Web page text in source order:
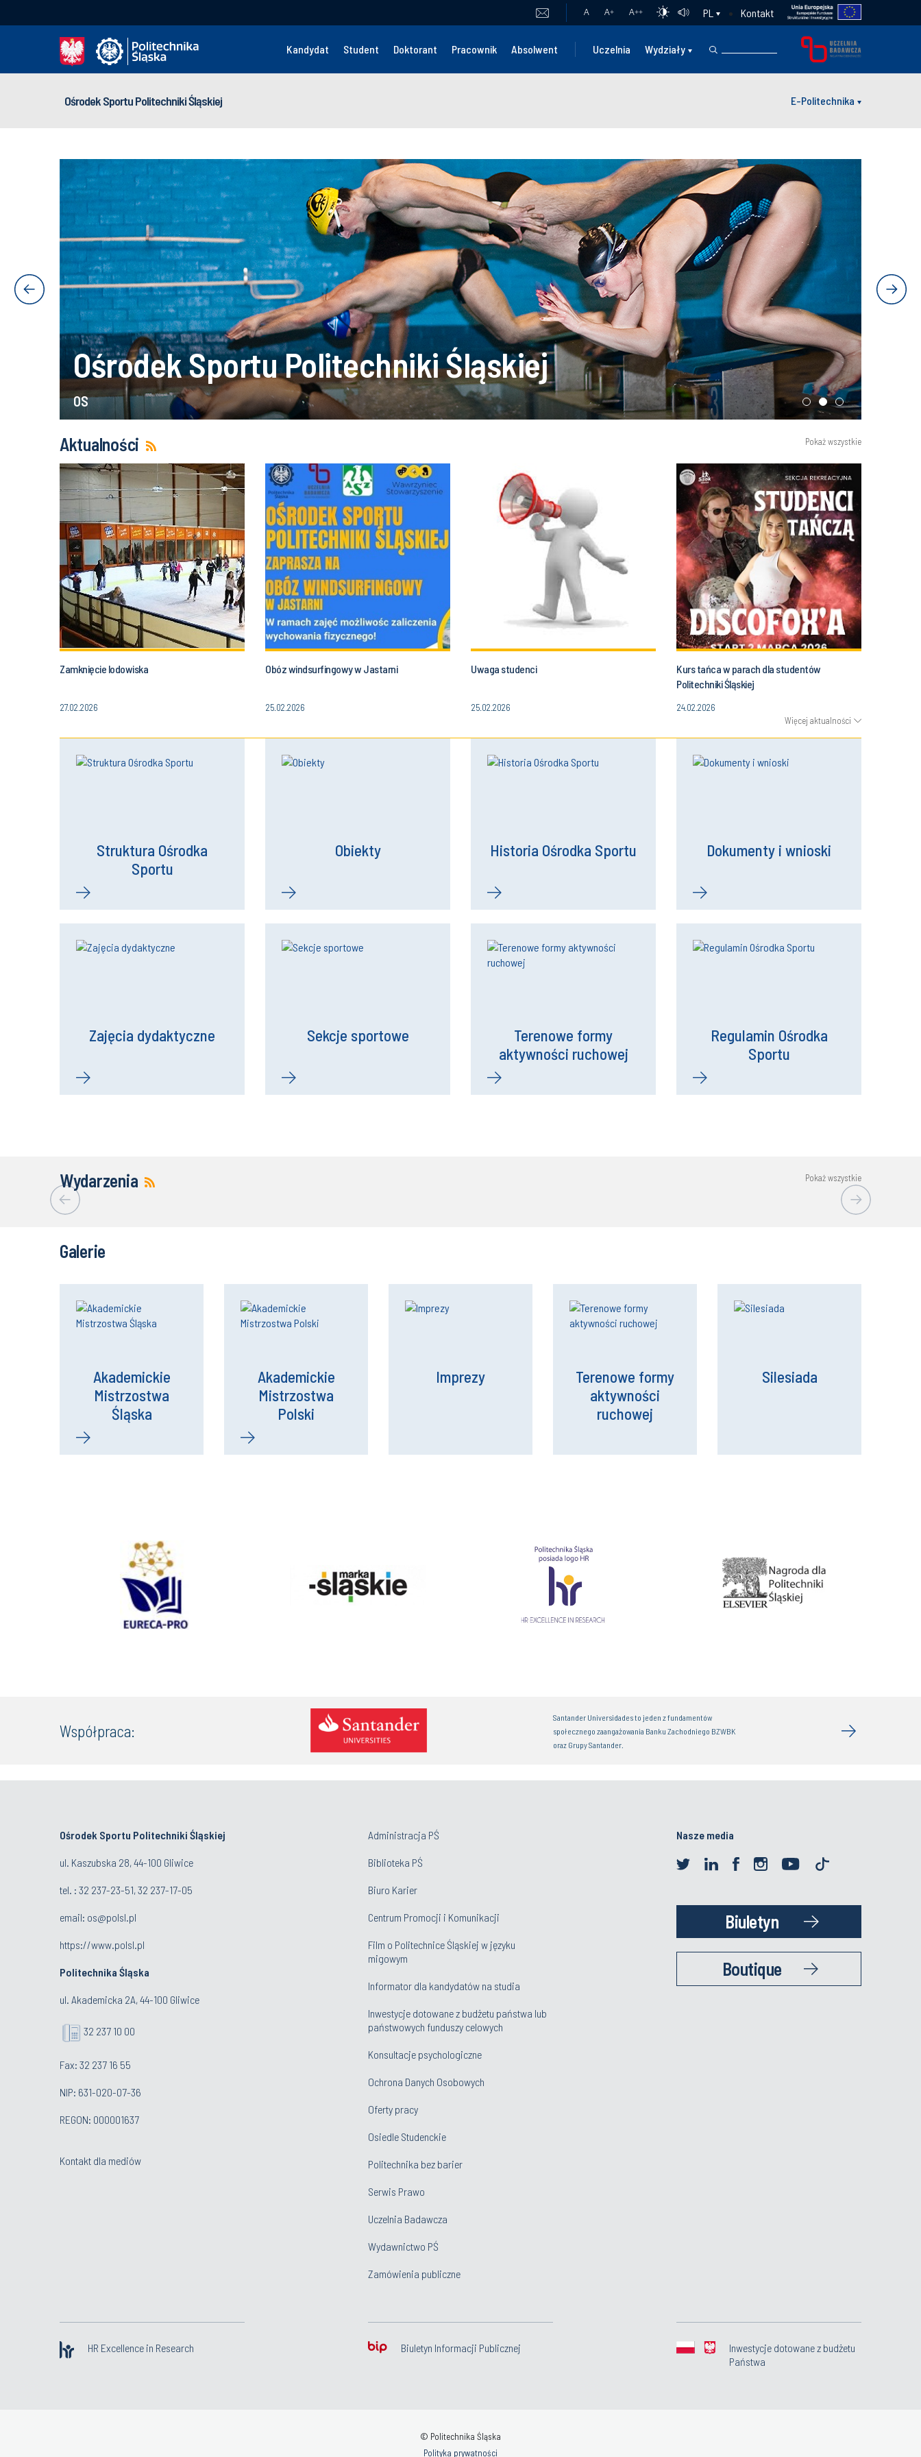
A A+ A++ PL Kontakt
Kandydat Student Doktorant Pracownik Absolwent Uczelnia Wydziały
Ośrodek Sportu Politechniki Śląskiej E-Politechnika
Ośrodek Sportu Politechniki Śląskiej
OS
Aktualności Pokaż wszystkie
Zamknięcie lodowiska
27.02.2026
Obóz windsurfingowy w Jastarni
25.02.2026
Uwaga studenci
25.02.2026
Kurs tańca w parach dla studentów
Politechniki Śląskiej
24.02.2026
Więcej aktualności
Struktura Ośrodka
Sportu
Obiekty Historia Ośrodka Sportu Dokumenty i wnioski
Zajęcia dydaktyczne Sekcje sportowe
Terenowe formy
aktywności ruchowej
Regulamin Ośrodka
Sportu
Wydarzenia Pokaż wszystkie
Galerie
Akademickie
Mistrzostwa
Śląska
Akademickie
Mistrzostwa
Polski
Imprezy
Terenowe formy
aktywności
ruchowej
Silesiada
Współpraca:
Santander Universidades to jeden z fundamentów
społecznego zaangażowania Banku Zachodniego BZWBK
oraz Grupy Santander.
Ośrodek Sportu Politechniki Śląskiej
ul. Kaszubska 28, 44-100 Gliwice
tel. : 32 237-23-51, 32 237-17-05
email: os@polsl.pl
https://www.polsl.pl
Politechnika Śląska
ul. Akademicka 2A, 44-100 Gliwice
32 237 10 00
Fax: 32 237 16 55
NIP: 631-020-07-36
REGON: 000001637
Kontakt dla mediów
Administracja PŚ
Biblioteka PŚ
Biuro Karier
Centrum Promocji i Komunikacji
Film o Politechnice Śląskiej w języku
migowym
Informator dla kandydatów na studia
Inwestycje dotowane z budżetu państwa lub
państwowych funduszy celowych
Konsultacje psychologiczne
Ochrona Danych Osobowych
Oferty pracy
Osiedle Studenckie
Politechnika bez barier
Serwis Prawo
Uczelnia Badawcza
Wydawnictwo PŚ
Zamówienia publiczne
Nasze media
Biuletyn
Boutique
HR Excellence in Research Biuletyn Informacji Publicznej
Inwestycje dotowane z budżetu
Państwa
© Politechnika Śląska
Polityka prywatności